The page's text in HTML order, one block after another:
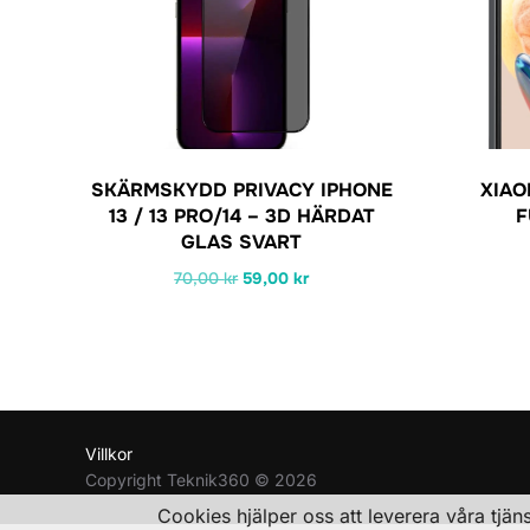
SKÄRMSKYDD PRIVACY IPHONE
13 / 13 PRO/14 – 3D HÄRDAT
GLAS SVART
70,00kr Det
59,00krDet
Villkor
Copyright Teknik360 © 2026
Cookies hjälper oss att leverera våra